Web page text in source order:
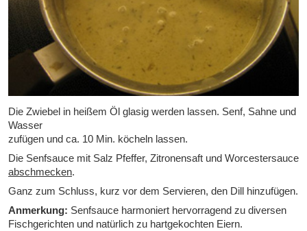
Die Zwiebel in heißem Öl glasig werden lassen. Senf, Sahne und
Wasser
zufügen und ca. 10 Min. köcheln lassen.
Die Senfsauce mit Salz Pfeffer, Zitronensaft und Worcestersauce
abschmecken.
Ganz zum Schluss, kurz vor dem Servieren, den Dill hinzufügen.
Anmerkung: Senfsauce harmoniert hervorragend zu diversen
Fischgerichten und natürlich zu hartgekochten Eiern.